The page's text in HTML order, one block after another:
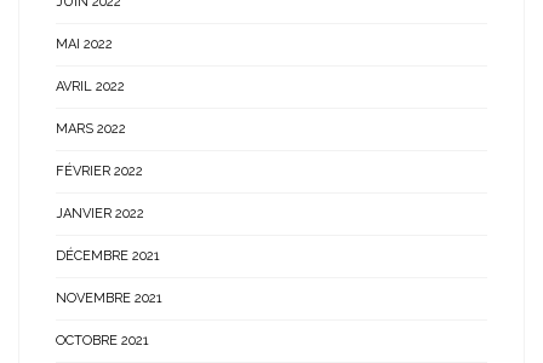
MAI 2022
AVRIL 2022
MARS 2022
FÉVRIER 2022
JANVIER 2022
DÉCEMBRE 2021
NOVEMBRE 2021
OCTOBRE 2021